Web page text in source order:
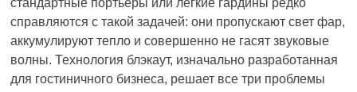
стандартные портьеры или легкие гардины редко
справляются с такой задачей: они пропускают свет фар,
аккумулируют тепло и совершенно не гасят звуковые
волны. Технология блэкаут, изначально разработанная
для гостиничного бизнеса, решает все три проблемы